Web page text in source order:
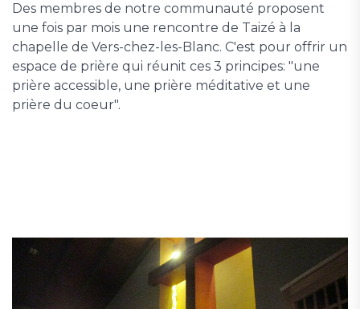
Des membres de notre communauté proposent
une fois par mois une rencontre de Taizé à la
chapelle de Vers-chez-les-Blanc. C'est pour offrir un
espace de prière qui réunit ces 3 principes: "une
prière accessible, une prière méditative et une
prière du coeur".